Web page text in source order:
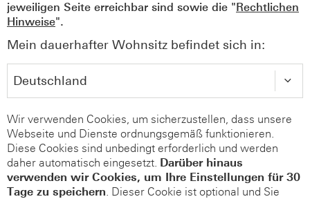
jeweiligen Seite erreichbar sind sowie die "Rechtlichen
Hinweise".
Mein dauerhafter Wohnsitz befindet sich in:
Wir verwenden Cookies, um sicherzustellen, dass unsere
Webseite und Dienste ordnungsgemäß funktionieren.
Diese Cookies sind unbedingt erforderlich und werden
daher automatisch eingesetzt. Darüber hinaus
verwenden wir Cookies, um Ihre Einstellungen für 30
Tage zu speichern. Dieser Cookie ist optional und Sie